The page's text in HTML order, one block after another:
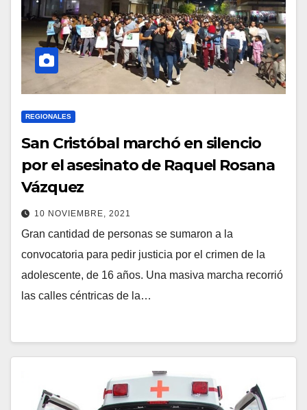
REGIONALES
San Cristóbal marchó en silencio
por el asesinato de Raquel Rosana
Vázquez
10 NOVIEMBRE, 2021
Gran cantidad de personas se sumaron a la
convocatoria para pedir justicia por el crimen de la
adolescente, de 16 años. Una masiva marcha recorrió
las calles céntricas de la…